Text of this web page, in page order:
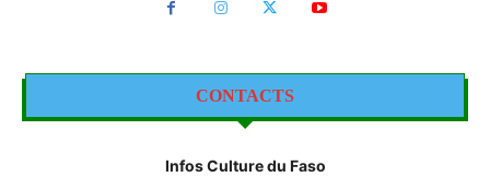
CONTACTS
Infos Culture du Faso